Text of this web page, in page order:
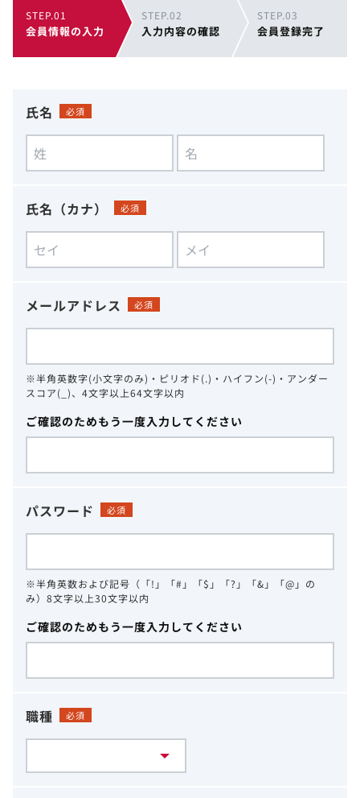
STEP.01
会員情報の入力
STEP.02
入力内容の確認
STEP.03
会員登録完了
氏名 必須
氏名（カナ） 必須
メールアドレス 必須
※半角英数字(小文字のみ)・ピリオド(.)・ハイフン(-)・アンダー
スコア(_)、4文字以上64文字以内
ご確認のためもう一度入力してください
パスワード 必須
※半角英数および記号（「!」「#」「$」「?」「&」「@」の
み）8文字以上30文字以内
ご確認のためもう一度入力してください
職種 必須